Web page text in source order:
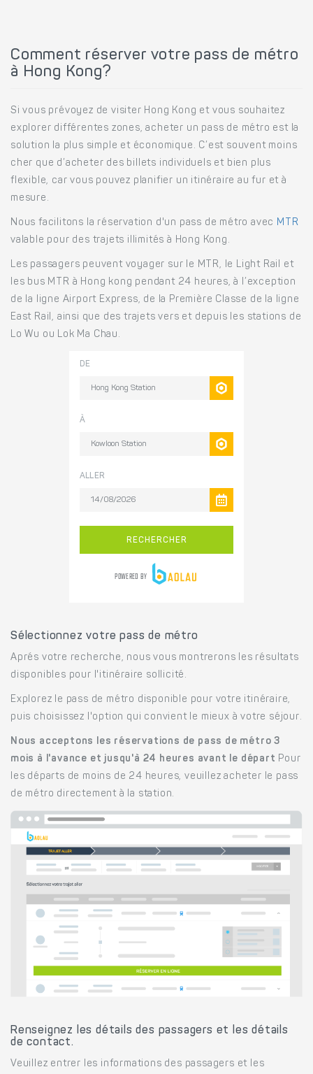
Comment réserver votre pass de métro
à Hong Kong?
Si vous prévoyez de visiter Hong Kong et vous souhaitez
explorer différentes zones, acheter un pass de métro est la
solution la plus simple et économique. C’est souvent moins
cher que d’acheter des billets individuels et bien plus
flexible, car vous pouvez planifier un itinéraire au fur et à
mesure.
Nous facilitons la réservation d'un pass de métro avec MTR
valable pour des trajets illimités à Hong Kong.
Les passagers peuvent voyager sur le MTR, le Light Rail et
les bus MTR à Hong kong pendant 24 heures, à l’exception
de la ligne Airport Express, de la Première Classe de la ligne
East Rail, ainsi que des trajets vers et depuis les stations de
Lo Wu ou Lok Ma Chau.
Sélectionnez votre pass de métro
Aprés votre recherche, nous vous montrerons les résultats
disponibles pour l'itinéraire sollicité.
Explorez le pass de métro disponible pour votre itinéraire,
puis choisissez l'option qui convient le mieux à votre séjour.
Nous acceptons les réservations de pass de métro 3
mois à l'avance et jusqu'à 24 heures avant le départ Pour
les départs de moins de 24 heures, veuillez acheter le pass
de métro directement à la station.
Renseignez les détails des passagers et les détails
de contact.
Veuillez entrer les informations des passagers et les